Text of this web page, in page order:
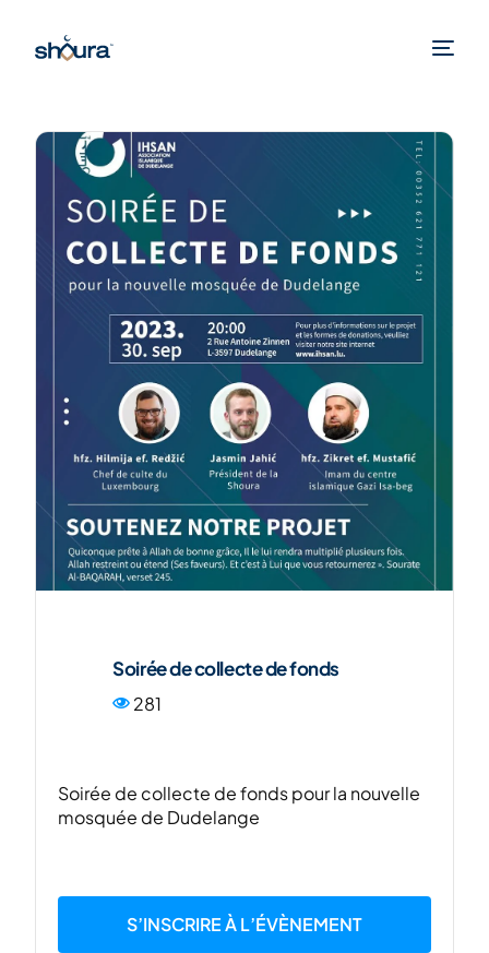
Soirée de collecte de fonds
281
Soirée de collecte de fonds pour la nouvelle
mosquée de Dudelange
S’INSCRIRE À L’ÉVÈNEMENT
ENG